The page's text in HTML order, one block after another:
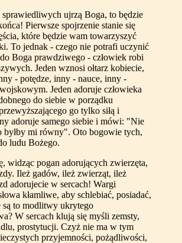
ujrzą Boga, to będzie
Pierwsze spojrzenie stanie się
które będzie wam towarzyszyć
To jednak - czego nie potrafi uczynić
Boga prawdziwego - człowiek robi
Jeden wznosi ołtarz kobiecie,
- potędze, inny - nauce, inny -
Jeden adoruje człowieka
do siebie w porządku
go tylko siłą i
adoruje samego siebie i mówi: "Nie
byłby mi równy". Oto bogowie tych,
ludu Bożego.
widząc pogan adorujących zwierzęta,
Ileż gadów, ileż zwierząt, ileż
adorujecie w sercach! Wargi
kłamliwe, aby schlebiać, posiadać,
są to modlitwy ukrytego
W sercach klują się myśli zemsty,
prostytucji. Czyż nie ma w tym
przyjemności, pożądliwości,